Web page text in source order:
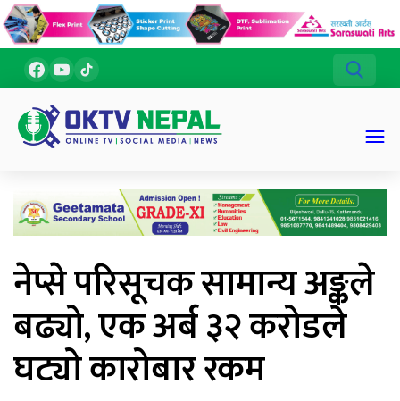
नेप्से परिसूचक सामान्य अङ्कले
बढ्यो, एक अर्ब ३२ करोडले
घट्यो कारोबार रकम